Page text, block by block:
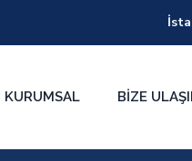
KURUMSAL BIZE